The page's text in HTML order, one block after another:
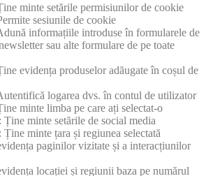
minte setările permisiunilor de cookie
sesiunile de cookie
informațiile introduse în formularele de
sau alte formulare de pe toate
evidența produselor adăugate în coșul de
logarea dvs. în contul de utilizator
minte limba pe care ați selectat-o
minte setările de social media
minte țara și regiunea selectată
paginilor vizitate și a interacțiunilor
locației și regiunii baza pe numărul